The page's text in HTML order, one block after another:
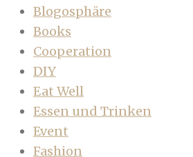
Blogosphäre
Books
Cooperation
DIY
Eat Well
Essen und Trinken
Event
Fashion